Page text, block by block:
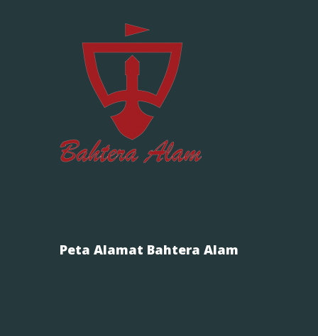
Peta Alamat Bahtera Alam